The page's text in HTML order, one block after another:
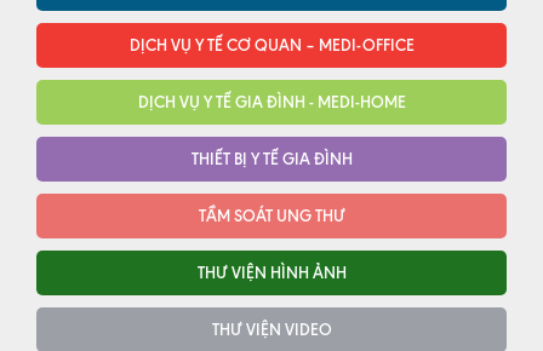
DỊCH VỤ Y TẾ CƠ QUAN – MEDI-OFFICE
DỊCH VỤ Y TẾ GIA ĐÌNH - MEDI-HOME
THIẾT BỊ Y TẾ GIA ĐÌNH
TẦM SOÁT UNG THƯ
THƯ VIỆN HÌNH ẢNH
THƯ VIỆN VIDEO